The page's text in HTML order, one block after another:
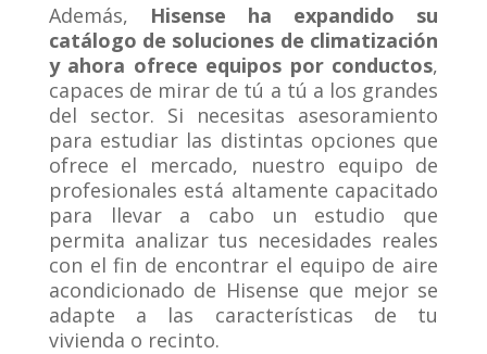
Además, Hisense ha expandido su
catálogo de soluciones de climatización
y ahora ofrece equipos por conductos,
capaces de mirar de tú a tú a los grandes
del sector. Si necesitas asesoramiento
para estudiar las distintas opciones que
ofrece el mercado, nuestro equipo de
profesionales está altamente capacitado
para llevar a cabo un estudio que
permita analizar tus necesidades reales
con el fin de encontrar el equipo de aire
acondicionado de Hisense que mejor se
adapte a las características de tu
vivienda o recinto.